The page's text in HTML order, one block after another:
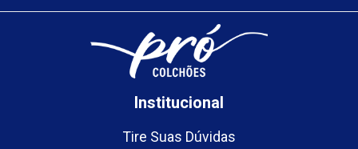
Institucional
Tire Suas Dúvidas